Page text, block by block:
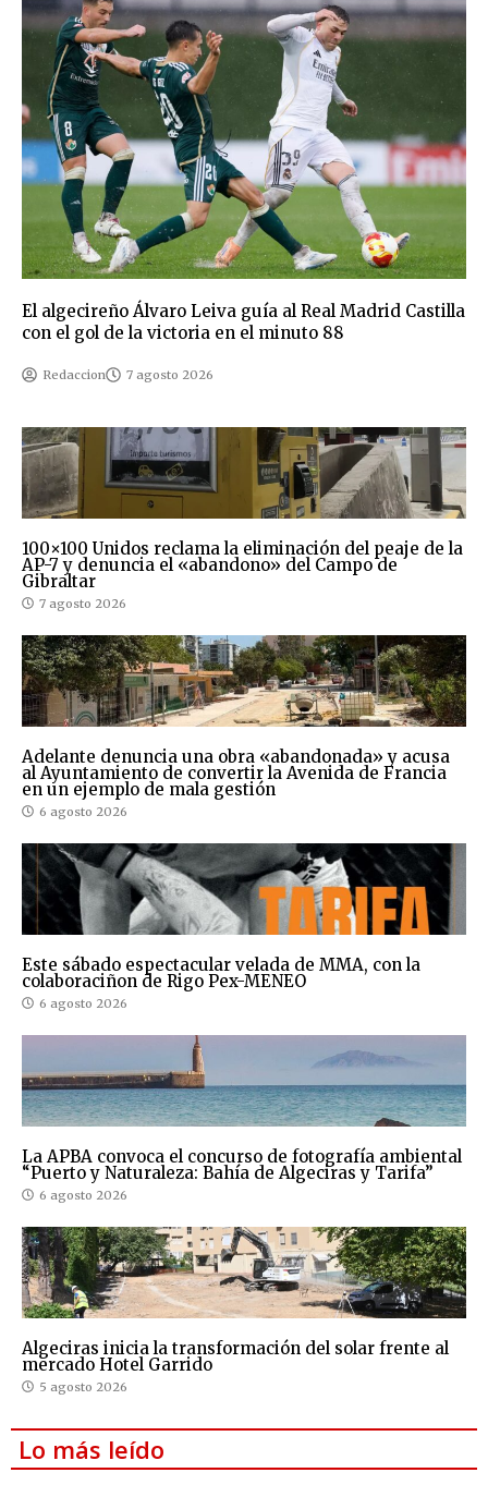
El algecireño Álvaro Leiva guía al Real Madrid Castilla
con el gol de la victoria en el minuto 88
Redaccion 7 agosto 2026
100×100 Unidos reclama la eliminación del peaje de la
AP-7 y denuncia el «abandono» del Campo de
Gibraltar
7 agosto 2026
Adelante denuncia una obra «abandonada» y acusa
al Ayuntamiento de convertir la Avenida de Francia
en un ejemplo de mala gestión
6 agosto 2026
Este sábado espectacular velada de MMA, con la
colaboraciñon de Rigo Pex-MENEO
6 agosto 2026
La APBA convoca el concurso de fotografía ambiental
“Puerto y Naturaleza: Bahía de Algeciras y Tarifa”
6 agosto 2026
Algeciras inicia la transformación del solar frente al
mercado Hotel Garrido
5 agosto 2026
Lo más leído